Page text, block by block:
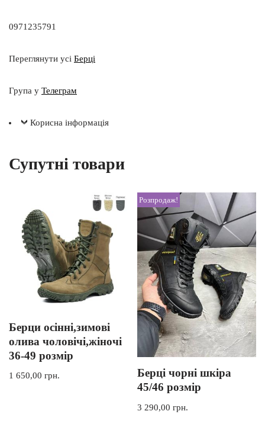
0971235791
Переглянути усі Берці
Група у Телеграм
Корисна інформація
Супутні товари
Берци осінні,зимові
олива чоловічі,жіночі
36-49 розмір
1 650,00 грн.
Розпродаж!
Берці чорні шкіра
45/46 розмір
3 290,00грн.